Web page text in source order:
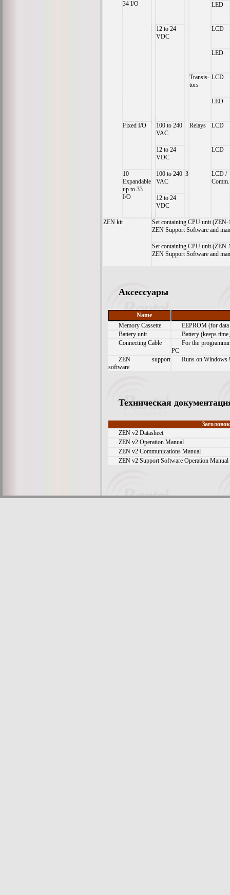
34 I/O LED
12 to 24
VDC
LCD
LED
Transis-
tors
LCD
LED
Fixed I/O
100 to 240
VAC
Relays LCD
12 to 24
VDC
LCD
10
Expandable
up to 33
I/O
100 to 240
VAC
3
LCD /
Comm.
12 to 24
VDC
ZEN kit
Set containing CPU unit
ZEN Support Software and
Set containing CPU unit
ZEN Support Software and
Аксессуары
Name
Memory Cassette
EEPROM (for
Battery unit
Battery (keeps
Connecting Cable
For the
PC
ZEN support
software
Runs on Windows
Техническая
Заголовок
ZEN v2 Datasheet
ZEN v2 Operation Manual
ZEN v2 Communications Manual
ZEN v2 Support Software Operation Manual